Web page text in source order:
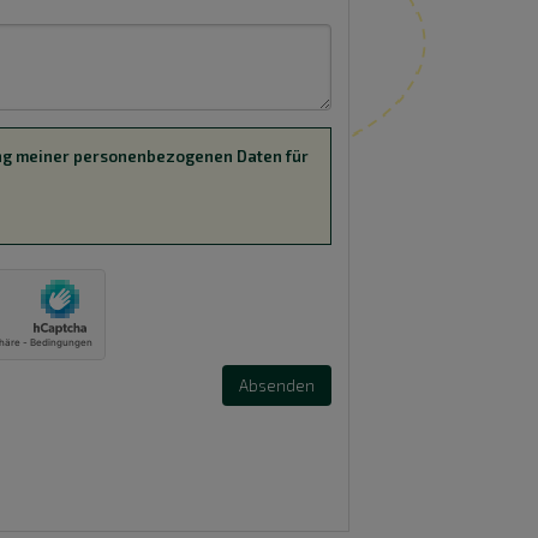
meiner personenbezogenen Daten für